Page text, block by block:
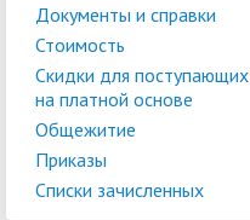
Документы и справки
Стоимость
Скидки для поступающих
на платной основе
Общежитие
Приказы
Списки зачисленных